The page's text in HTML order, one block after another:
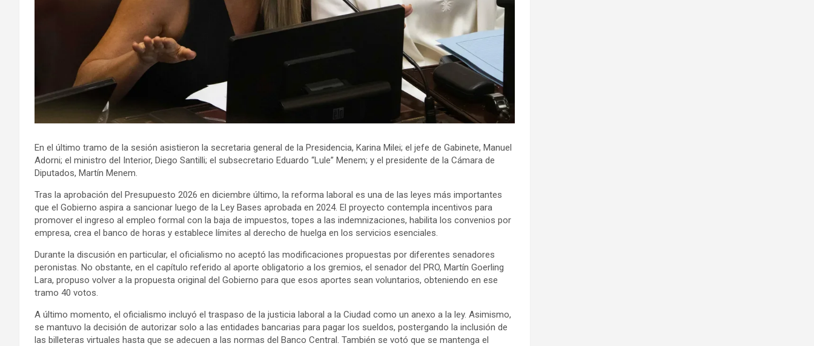
En el último tramo de la sesión asistieron la secretaria general de la Presidencia, Karina Milei; el jefe de Gabinete, Manuel
Adorni; el ministro del Interior, Diego Santilli; el subsecretario Eduardo “Lule” Menem; y el presidente de la Cámara de
Diputados, Martín Menem.
Tras la aprobación del Presupuesto 2026 en diciembre último, la reforma laboral es una de las leyes más importantes
que el Gobierno aspira a sancionar luego de la Ley Bases aprobada en 2024. El proyecto contempla incentivos para
promover el ingreso al empleo formal con la baja de impuestos, topes a las indemnizaciones, habilita los convenios por
empresa, crea el banco de horas y establece límites al derecho de huelga en los servicios esenciales.
Durante la discusión en particular, el oficialismo no aceptó las modificaciones propuestas por diferentes senadores
peronistas. No obstante, en el capítulo referido al aporte obligatorio a los gremios, el senador del PRO, Martín Goerling
Lara, propuso volver a la propuesta original del Gobierno para que esos aportes sean voluntarios, obteniendo en ese
tramo 40 votos.
A último momento, el oficialismo incluyó el traspaso de la justicia laboral a la Ciudad como un anexo a la ley. Asimismo,
se mantuvo la decisión de autorizar solo a las entidades bancarias para pagar los sueldos, postergando la inclusión de
las billeteras virtuales hasta que se adecuen a las normas del Banco Central. También se votó que se mantenga el